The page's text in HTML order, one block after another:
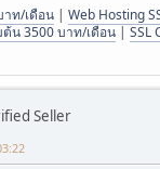
าท/เดือน | Web Hosting
ต้น 3500 บาท/เดือน | SSL
Seller